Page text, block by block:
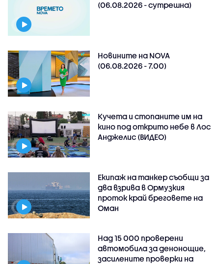
(06.08.2026 - сутрешна)
Новините на NOVA
(06.08.2026 - 7.00)
Кучета и стопаните им на
кино под открито небе в Лос
Анджелис (ВИДЕО)
Екипаж на танкер съобщи за
два взрива в Ормузкия
проток край бреговете на
Оман
Над 15 000 проверени
автомобила за денонощие,
засилените проверки на